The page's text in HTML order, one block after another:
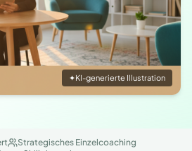
✦KI-generierte Illustration
Strategisches Einzelcoaching